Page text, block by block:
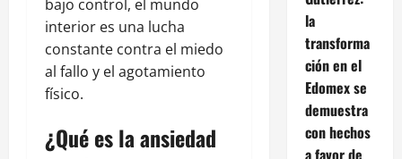
bajo control, el mundo
interior es una lucha
constante contra el miedo
al fallo y el agotamiento
físico.
¿Qué es la ansiedad
la
transforma
ción en el
Edomex se
demuestra
con hechos